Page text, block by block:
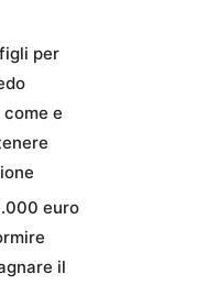
per
e
euro
il